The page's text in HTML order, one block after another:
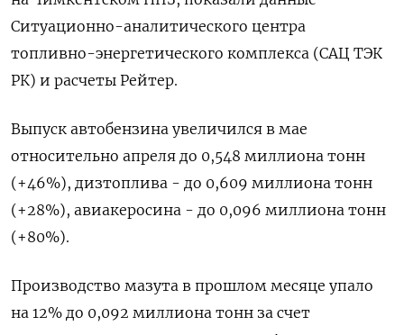
Ситуационно-аналитического ⁠центра
топливно-энергетического комплекса (САЦ ТЭК
РК) ‌и расчеты Рейтер.
Выпуск автобензина увеличился ‌в мае
относительно апреля до 0,548 миллиона тонн
(+46%), ​дизтоплива - до 0,609 миллиона тонн
(+28%), авиакеросина - ‌до 0,096 миллиона тонн
(+80%).
Производство мазута в ​прошлом месяце упало
на 12% до ‌0,092 миллиона тонн за счет